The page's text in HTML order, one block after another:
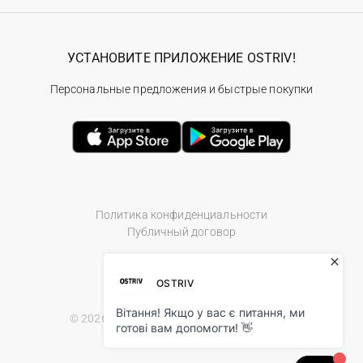
Политика конфиденциальности
Публичный договор
© 2026 Ostriv.ua Store. All Rights Reserved.
УСТАНОВИТЕ ПРИЛОЖЕНИЕ OSTRIV!
Персональные предложения и быстрые покупки